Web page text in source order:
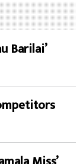
Barilai’